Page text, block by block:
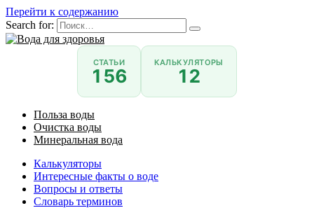
Перейти к содержанию
Search for:
СТАТЬИ
156
КАЛЬКУЛЯТОРЫ
12
Польза воды
Очистка воды
Минеральная вода
Калькуляторы
Интересные факты о воде
Вопросы и ответы
Словарь терминов